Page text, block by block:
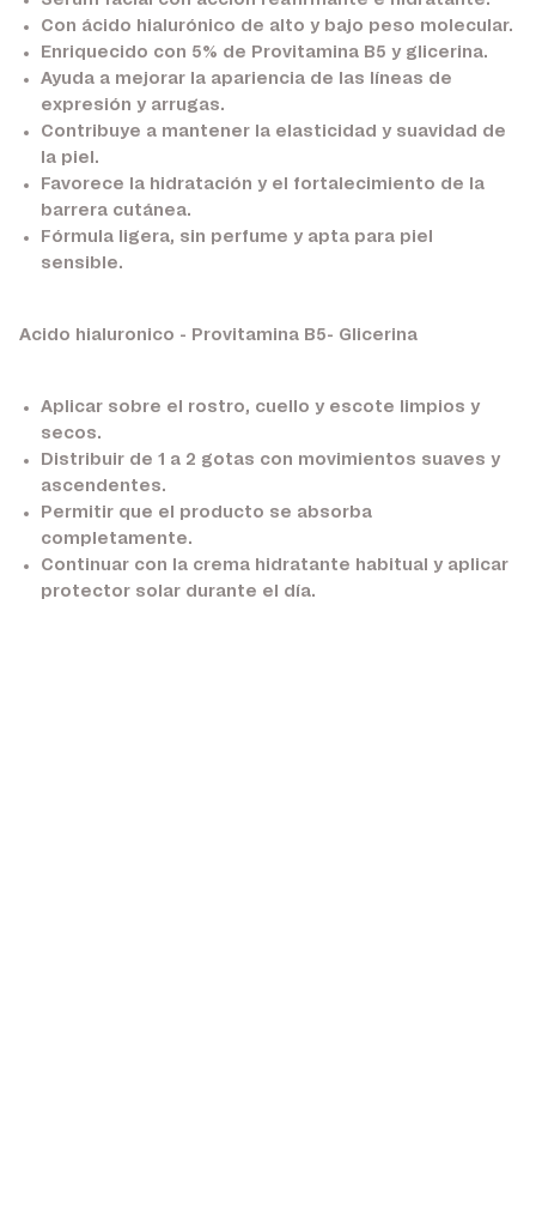
Con ácido hialurónico de alto y bajo peso molecular.
Enriquecido con 5% de Provitamina B5 y glicerina.
Ayuda a mejorar la apariencia de las líneas de
expresión y arrugas.
Contribuye a mantener la elasticidad y suavidad de
la piel.
Favorece la hidratación y el fortalecimiento de la
barrera cutánea.
Fórmula ligera, sin perfume y apta para piel
sensible.
Acido hialuronico - Provitamina B5- Glicerina
Aplicar sobre el rostro, cuello y escote limpios y
secos.
Distribuir de 1 a 2 gotas con movimientos suaves y
ascendentes.
Permitir que el producto se absorba
completamente.
Continuar con la crema hidratante habitual y aplicar
protector solar durante el día.